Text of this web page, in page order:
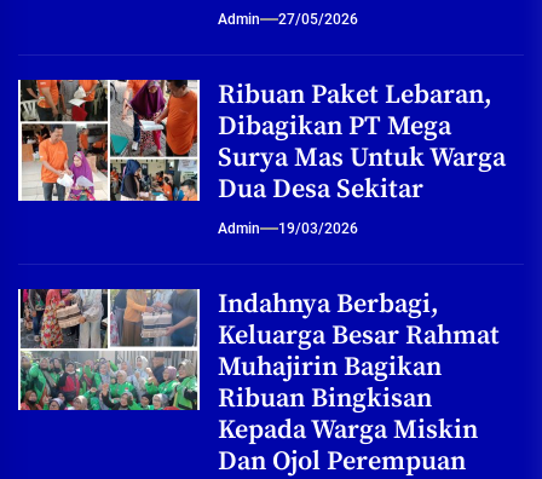
Admin 27/05/2026
Ribuan Paket Lebaran,
Dibagikan PT Mega
Surya Mas Untuk Warga
Dua Desa Sekitar
Admin 19/03/2026
Indahnya Berbagi,
Keluarga Besar Rahmat
Muhajirin Bagikan
Ribuan Bingkisan
Kepada Warga Miskin
Dan Ojol Perempuan